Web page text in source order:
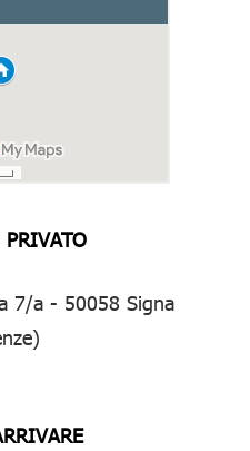
PRIVATO
7/a - 50058 Signa